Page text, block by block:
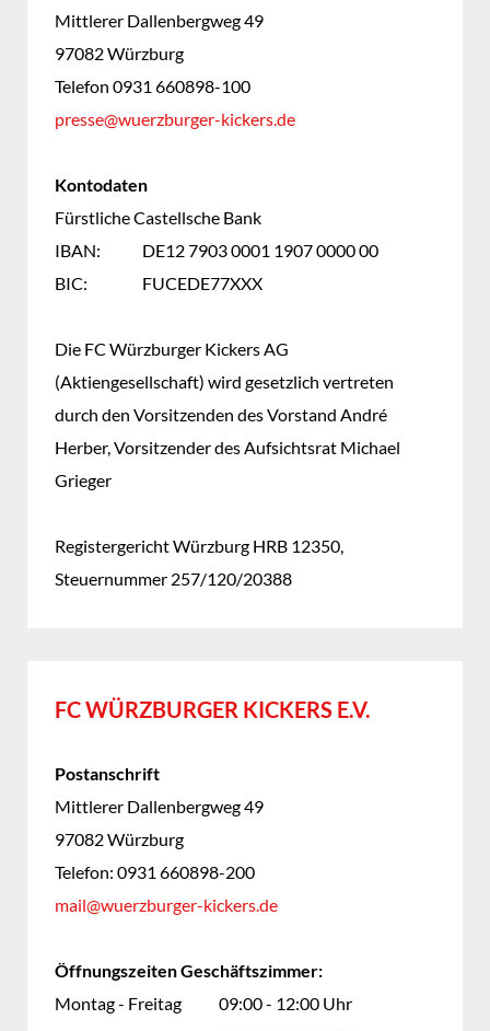
Mittlerer Dallenbergweg 49
97082 Würzburg
Telefon 0931 660898-100
presse@wuerzburger-kickers.de
Kontodaten
Fürstliche Castellsche Bank
IBAN:
DE12 7903 0001 1907 0000 00
BIC:
FUCEDE77XXX
Die FC Würzburger Kickers AG
(Aktiengesellschaft) wird gesetzlich vertreten
durch den Vorsitzenden des Vorstand André
Herber, Vorsitzender des Aufsichtsrat Michael
Grieger
Registergericht Würzburg HRB 12350,
Steuernummer 257/120/20388
FC WÜRZBURGER KICKERS E.V.
Postanschrift
Mittlerer Dallenbergweg 49
97082 Würzburg
Telefon: 0931 660898-200
mail@wuerzburger-kickers.de
Öffnungszeiten Geschäftszimmer:
Montag - Freitag
09:00- 12:00 Uhr